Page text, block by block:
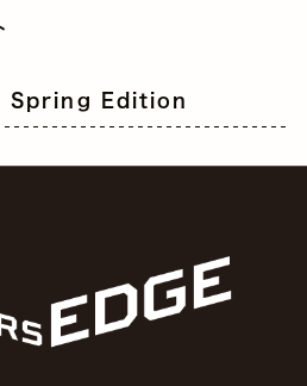
Spring Edition